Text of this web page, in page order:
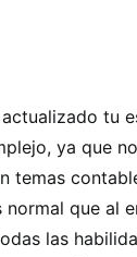
tu
ya que
temas
que al
las